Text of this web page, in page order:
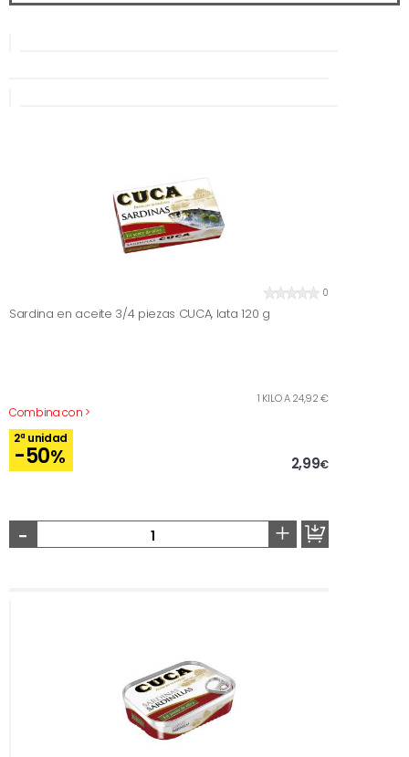
0
Sardina en aceite 3/4 piezas CUCA, lata 120 g
Combina con >
1 KILO A 24,92 €
2ª unidad
-50% 2,99€
- +